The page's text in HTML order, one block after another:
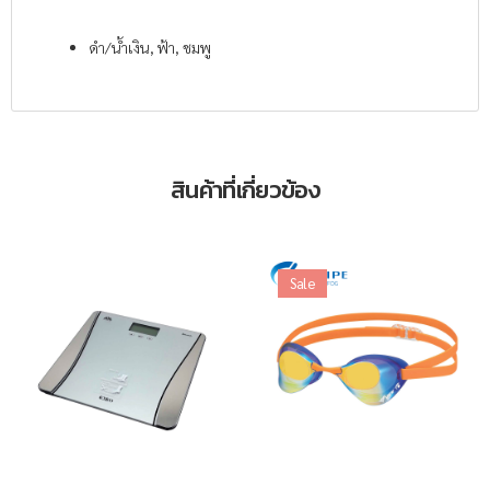
ดำ/น้ำเงิน, ฟ้า, ชมพู
สินค้าที่เกี่ยวข้อง
Sale